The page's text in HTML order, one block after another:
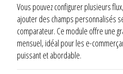
Vous pouvez configurer plusieurs
ajouter des champs personnalisés
comparateur. Ce module offre une
mensuel, idéal pour les e-
puissant et abordable.